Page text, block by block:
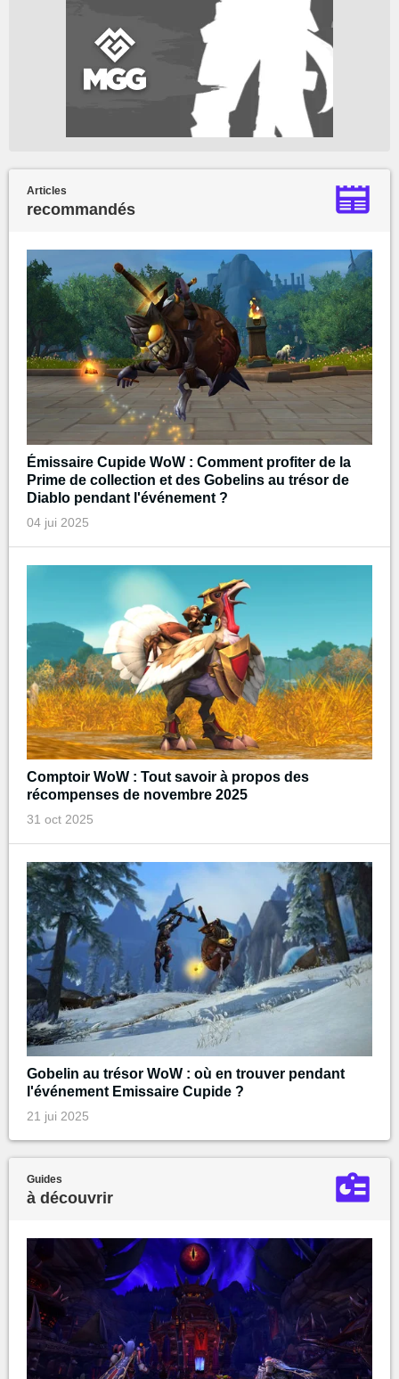
Articles
recommandés
Émissaire Cupide WoW : Comment profiter de la
Prime de collection et des Gobelins au trésor de
Diablo pendant l'événement ?
04 jui 2025
Comptoir WoW : Tout savoir à propos des
récompenses de novembre 2025
31 oct 2025
Gobelin au trésor WoW : où en trouver pendant
l'événement Emissaire Cupide ?
21 jui 2025
Guides
à découvrir